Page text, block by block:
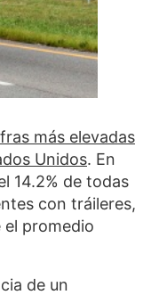
más elevadas
Unidos. En
14.2% de todas
con tráileres,
el promedio
de un